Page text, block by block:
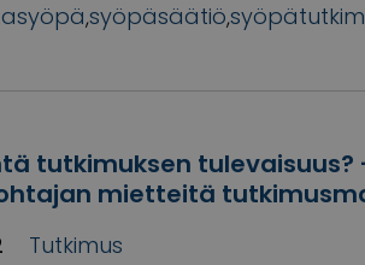
,syöpäsäätiö,
tutkimuksen tulevaisuus?
mietteitä
Tutkimus